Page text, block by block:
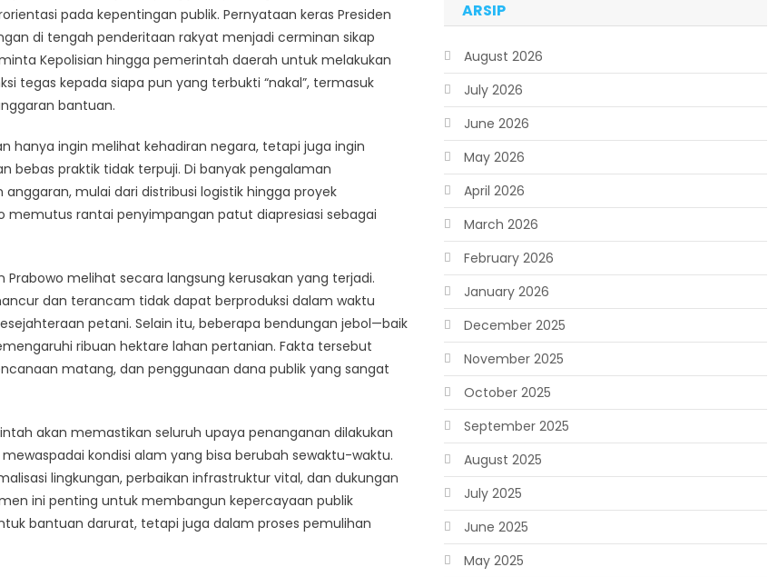
pada kepentingan publik. Pernyataan keras Presiden
di tengah penderitaan rakyat menjadi cerminan sikap
Kepolisian hingga pemerintah daerah untuk melakukan
tegas kepada siapa pun yang terbukti “nakal”, termasuk
bantuan.
hanya ingin melihat kehadiran negara, tetapi juga ingin
bebas praktik tidak terpuji. Di banyak pengalaman
mulai dari distribusi logistik hingga proyek
memutus rantai penyimpangan patut diapresiasi sebagai
melihat secara langsung kerusakan yang terjadi.
dan terancam tidak dapat berproduksi dalam waktu
petani. Selain itu, beberapa bendungan jebol—baik
ribuan hektare lahan pertanian. Fakta tersebut
matang, dan penggunaan dana publik yang sangat
akan memastikan seluruh upaya penanganan dilakukan
kondisi alam yang bisa berubah sewaktu-waktu.
lingkungan, perbaikan infrastruktur vital, dan dukungan
ini penting untuk membangun kepercayaan publik
bantuan darurat, tetapi juga dalam proses pemulihan
ARSIP
August 2026
July 2026
June 2026
May 2026
April 2026
March 2026
February 2026
January 2026
December 2025
November 2025
October 2025
September 2025
August 2025
July 2025
June 2025
May 2025